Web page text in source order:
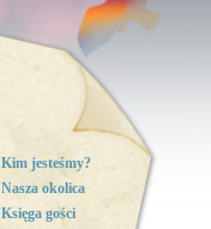
Kim jesteśmy?
Nasza okolica
Księga gości